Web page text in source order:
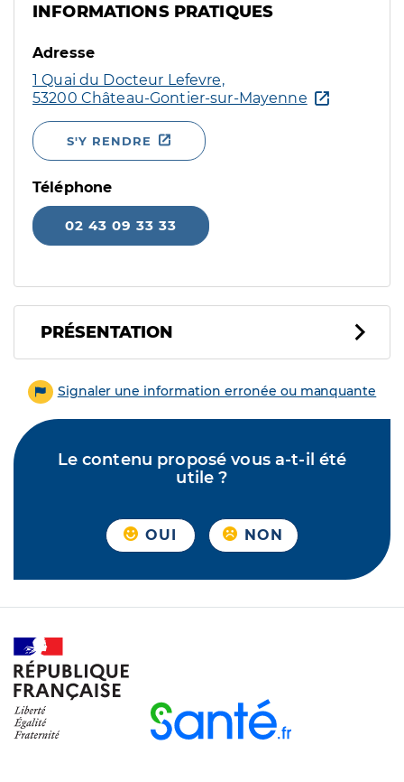
INFORMATIONS PRATIQUES
Adresse
1 Quai du Docteur Lefevre,
53200 Château-Gontier-sur-Mayenne
S'Y RENDRE
Téléphone
02 43 09 33 33
PRÉSENTATION
Signaler une information erronée ou manquante
Le contenu proposé vous a-t-il été
utile ?
OUI NON